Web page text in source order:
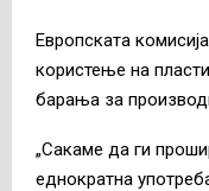
Европската
користење на
барања за
„Сакаме да ги
еднократна